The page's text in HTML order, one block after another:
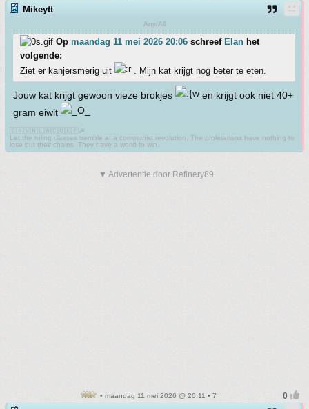
Mikeytt
Any/All
Op maandag 11 mei 2026 20:06 schreef Elan het
volgende:
Ziet er kanjersmerig uit
. Mijn kat krijgt nog beter te eten.
Jouw kat krijgt gewoon vieze brokjes
en krijgt ook niet 40+
gram eiwit
🇨🇳🇻🇳🇱🇦🇨🇺🇰🇵☭
Let the ruling classes tremble at a communist revolution. The proletarians have nothing to
lose but their chains. They have a world to win.
▼ Advertentie door Refinery89
• maandag 11 mei 2026 @ 20:11 • 7